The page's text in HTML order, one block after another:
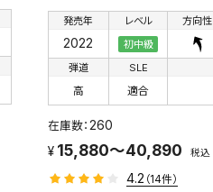
発売年
2022
レベル
初中級
方向性
弾道
高
SLE
適合
260
15,880～40,890 税込
4.2 （14件）